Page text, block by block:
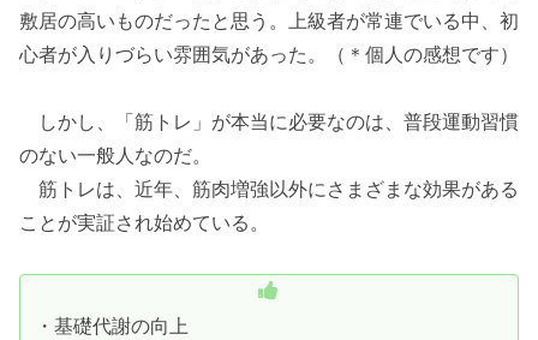
敷居の高いものだったと思う。上級者が常連でいる中、初
心者が入りづらい雰囲気があった。（＊個人の感想です）
しかし、「筋トレ」が本当に必要なのは、普段運動習慣
のない一般人なのだ。
筋トレは、近年、筋肉増強以外にさまざまな効果がある
ことが実証され始めている。
・基礎代謝の向上